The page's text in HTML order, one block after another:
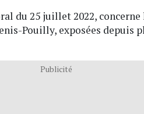
du 25 juillet 2022, concerne
Pouilly, exposées depuis
Publicité